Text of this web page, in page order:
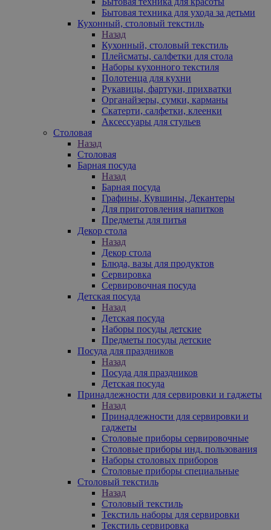
Бытовая техника для ухода за детьми
Кухонный, столовый текстиль
Назад
Кухонный, столовый текстиль
Плейсматы, салфетки для стола
Наборы кухонного текстиля
Полотенца для кухни
Рукавицы, фартуки, прихватки
Органайзеры, сумки, карманы
Скатерти, салфетки, клеенки
Аксессуары для стульев
Столовая
Назад
Столовая
Барная посуда
Назад
Барная посуда
Графины, Кувшины, Декантеры
Для приготовления напитков
Предметы для питья
Декор стола
Назад
Декор стола
Блюда, вазы для продуктов
Сервировка
Сервировочная посуда
Детская посуда
Назад
Детская посуда
Наборы посуды детские
Предметы посуды детские
Посуда для праздников
Назад
Посуда для праздников
Детская посуда
Принадлежности для сервировки и гаджеты
Назад
Принадлежности для сервировки и
гаджеты
Столовые приборы сервировочные
Столовые приборы инд. пользования
Наборы столовых приборов
Столовые приборы специальные
Столовый текстиль
Назад
Столовый текстиль
Текстиль наборы для сервировки
Текстиль сервировка